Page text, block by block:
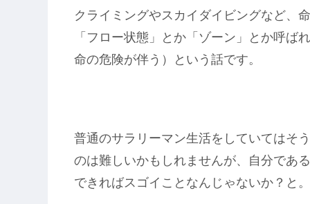
クライミングやスカイダイビングなど、
「フロー状態」とか「ゾーン」とか呼ば
命の危険が伴う）という話です。
普通のサラリーマン生活をしていてはそ
のは難しいかもしれませんが、自分であ
できればスゴイことなんじゃないか？と。